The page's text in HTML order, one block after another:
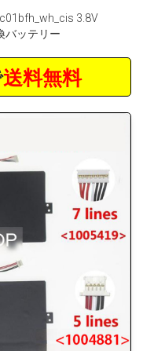
3.8V
バッテリー
送料無料